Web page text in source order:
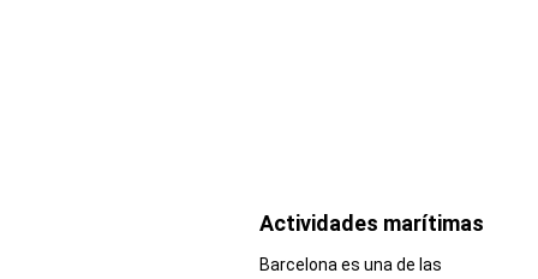
Actividades marítimas
Barcelona es una de las